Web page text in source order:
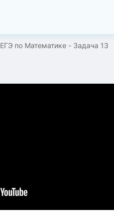
ЕГЭ по Математике - Задача 13